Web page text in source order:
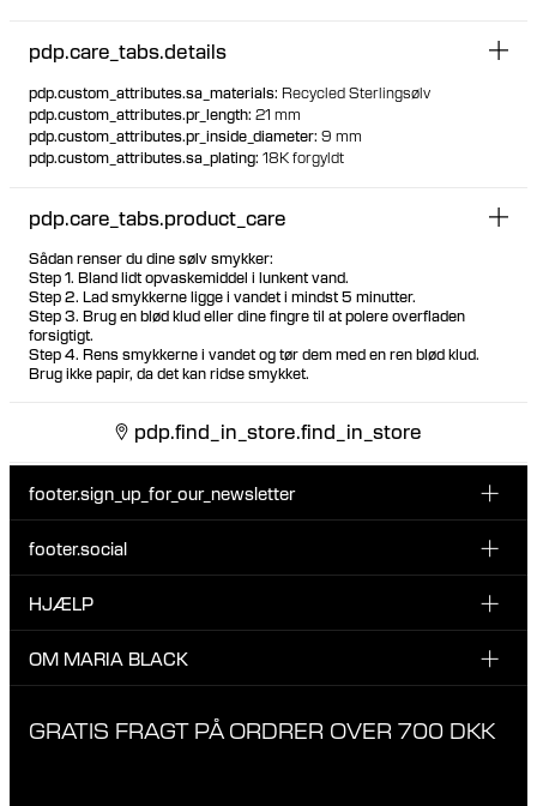
pdp.care_tabs.details
pdp.custom_attributes.sa_materials: Recycled Sterlingsølv
pdp.custom_attributes.pr_length: 21 mm
pdp.custom_attributes.pr_inside_diameter: 9 mm
pdp.custom_attributes.sa_plating: 18K forgyldt
pdp.care_tabs.product_care
Sådan renser du dine sølv smykker:
Step 1. Bland lidt opvaskemiddel i lunkent vand.
Step 2. Lad smykkerne ligge i vandet i mindst 5 minutter.
Step 3. Brug en blød klud eller dine fingre til at polere overfladen
forsigtigt.
Step 4. Rens smykkerne i vandet og tør dem med en ren blød klud.
Brug ikke papir, da det kan ridse smykket.
pdp.find_in_store.find_in_store
footer.sign_up_for_our_newsletter
Tilmeld dig vores nyhedsbrev og vær den første til at blive
nyheder fra Maria Black.
footer.social
INSTAGRAM
TIKTOK
HJÆLP
KUNDESERVICE & KONTAKT
LEVERING
OM MARIA BLACK
GRATIS FRAGT PÅ ORDRER OVER 700 DKK